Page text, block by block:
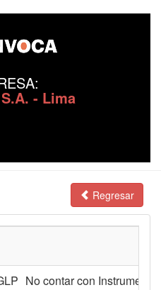
- Lima
Regresar
No contar con